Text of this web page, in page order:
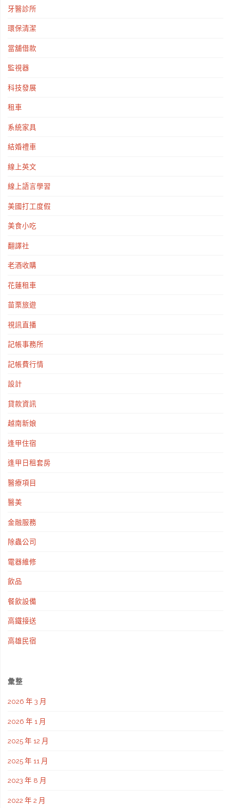
牙醫診所
環保清潔
當舖借款
監視器
科技發展
租車
系統家具
結婚禮車
線上英文
線上語言學習
美國打工度假
美食小吃
翻譯社
老酒收購
花蓮租車
苗栗旅遊
視訊直播
記帳事務所
記帳費行情
設計
貸款資訊
越南新娘
逢甲住宿
逢甲日租套房
醫療項目
醫美
金融服務
除蟲公司
電器維修
飲品
餐飲設備
高鐵接送
高雄民宿
彙整
2026 年 3 月
2026 年 1 月
2025 年 12 月
2025 年 11 月
2023 年 8 月
2022 年 2 月